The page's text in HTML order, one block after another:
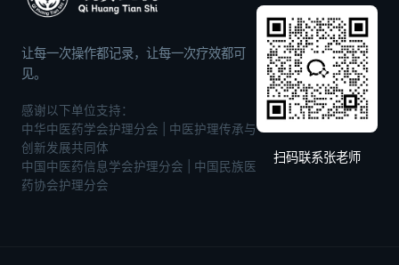
让每一次操作都记录，让每一次疗效都可
见。
感谢以下单位支持：
中华中医药学会护理分会 | 中医护理传承与
创新发展共同体
中国中医药信息学会护理分会 | 中国民族医
药协会护理分会
扫码联系张老师